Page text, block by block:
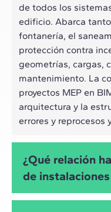
de todos los
edificio. Abarca
fontanería, el
protección contra
geometrías, cargas,
mantenimiento. La
proyectos MEP en
arquitectura y la
errores y reprocesos
¿Qué relación
de